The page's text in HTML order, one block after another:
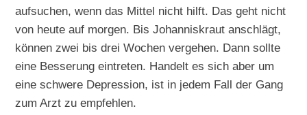
aufsuchen, wenn das Mittel nicht hilft. Das geht nicht
von heute auf morgen. Bis Johanniskraut anschlägt,
können zwei bis drei Wochen vergehen. Dann sollte
eine Besserung eintreten. Handelt es sich aber um
eine schwere Depression, ist in jedem Fall der Gang
zum Arzt zu empfehlen.